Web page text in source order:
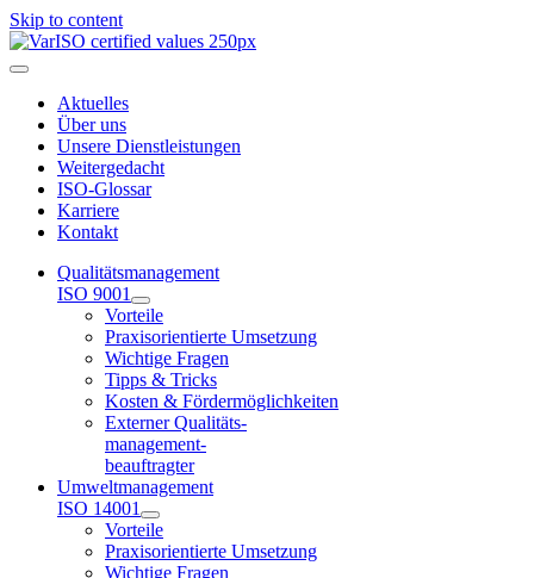
Skip to content
Aktuelles
Über uns
Unsere Dienstleistungen
Weitergedacht
ISO-Glossar
Karriere
Kontakt
Qualitätsmanagement
ISO 9001
Vorteile
Praxisorientierte Umsetzung
Wichtige Fragen
Tipps & Tricks
Kosten & Fördermöglichkeiten
Externer Qualitäts-
management-
beauftragter
Umweltmanagement
ISO 14001
Vorteile
Praxisorientierte Umsetzung
Wichtige Fragen